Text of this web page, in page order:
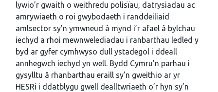
lywio’r gwaith o weithredu polisïau, datrysiadau ac
amrywiaeth o roi gwybodaeth i randdeiliaid
amlsector sy’n ymwneud â mynd i’r afael â bylchau
iechyd a rhoi mewnwelediadau i ranbarthau ledled y
byd ar gyfer cymhwyso dull ystadegol i ddeall
annhegwch iechyd yn well. Bydd Cymru’n parhau i
gysylltu â rhanbarthau eraill sy’n gweithio ar yr
HESRi i ddatblygu gwell dealltwriaeth o’r hyn sy’n